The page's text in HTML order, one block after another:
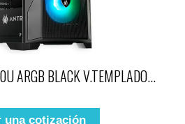
ARGB BLACK V.TEMPLADO...
una cotización